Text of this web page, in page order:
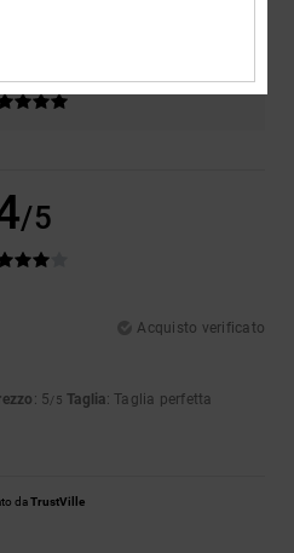
5.0
/5
Acquisto verificato
: 5/5 Taglia: Taglia perfetta
daTrustVille